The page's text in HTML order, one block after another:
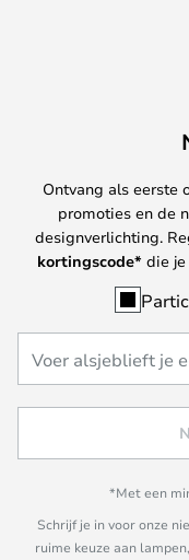
Ontvang als eerste
promoties en de
designverlichting.
kortingscode* die je
*Met een
Schrijf je in voor onze
ruime keuze aan